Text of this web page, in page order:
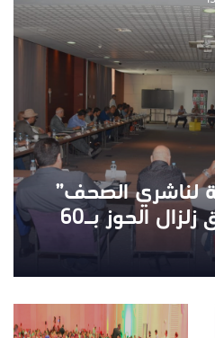
لناشري الصحف”
تساهم في صندوق زلزال الحوز بـ60